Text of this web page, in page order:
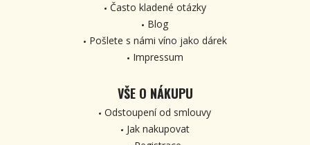
Často kladené otázky
Blog
Pošlete s námi víno jako dárek
Impressum
VŠE O NÁKUPU
Odstoupení od smlouvy
Jak nakupovat